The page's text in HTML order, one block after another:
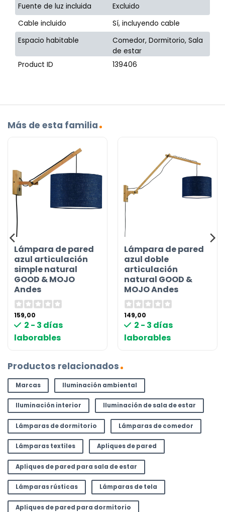
Fuente de luz incluida
Excluido
Cable incluido
Sí, incluyendo cable
Espacio habitable
Comedor, Dormitorio, Sala
de estar
Product ID
139406
Más de esta familia
Lámpara de pared
azul articulación
simple natural
GOOD & MOJO
Andes
159,00
2 - 3 días
laborables
Lámpara de pared
azul doble
articulación
natural GOOD &
MOJO Andes
149,00
2 - 3 días
laborables
Productos relacionados
Marcas Iluminación ambiental
Iluminación interior Iluminación de sala de estar
Lámparas de dormitorio Lámparas de comedor
Lámparas textiles Apliques de pared
Apliques de pared para sala de estar
Lámparas rústicas Lámparas de tela
Apliques de pared para dormitorio